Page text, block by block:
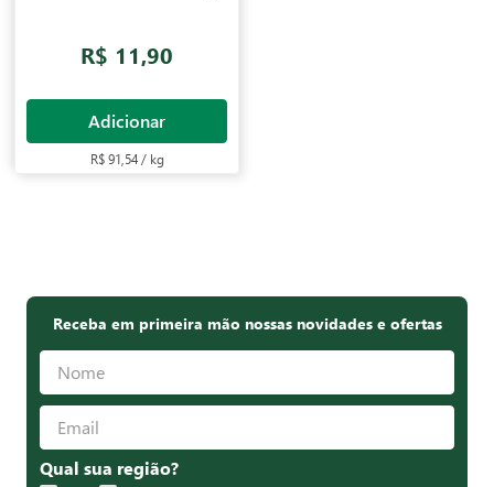
R$ 11,90
Adicionar
R$ 91,54 / kg
Receba em primeira mão nossas novidades e ofertas
Qual sua região?